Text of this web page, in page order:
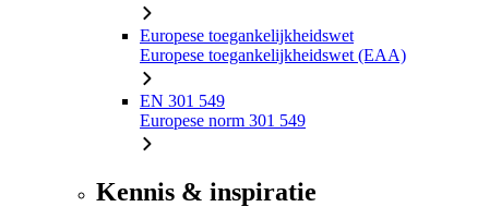
Europese toegankelijkheidswet
Europese toegankelijkheidswet (EAA)
EN 301 549
Europese norm 301 549
Kennis & inspiratie